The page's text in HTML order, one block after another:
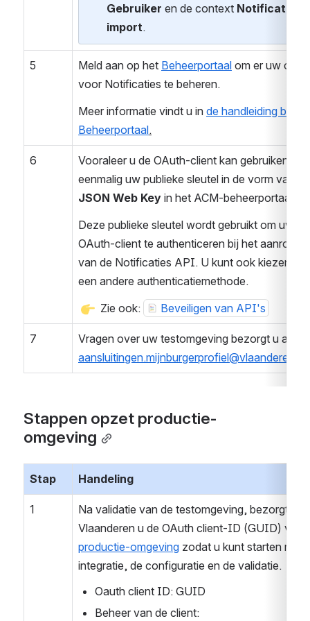
Gebruiker en de context Notificaties
import.
5 Meld aan op het Beheerportaal om er uw client
voor Notificaties te beheren.
Meer informatie vindt u in de handleiding bij het
Beheerportaal.
6 Vooraleer u de OAuth-client kan gebruiken,
JSON Web Key in het ACM-beheerportaal
Deze publieke sleutel wordt gebruikt om uw
OAuth-client te authenticeren bij het
van de Notificaties API. U kunt ook kiezen
een andere authenticatiemethode.
Zie ook:
Beveiligen van API's
7
aansluitingen.mijnburgerprofiel@vlaanderen.be
Stappen opzet productie-
omgeving
Stap Handeling
1 Na validatie van de testomgeving, bezorgt
productie-omgeving zodat u kunt starten met
integratie, de configuratie en de validatie.
Oauth client ID: GUID